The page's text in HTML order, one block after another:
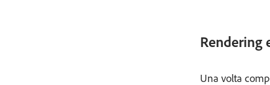
Rendering
Una volta